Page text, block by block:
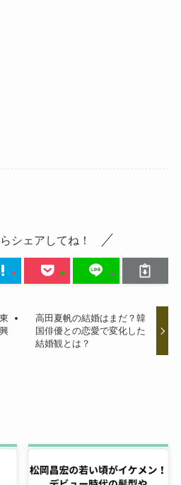
シェアしてね！
高田夏帆の結婚はまだ？韓
国俳優との恋愛で変化した
結婚観とは？